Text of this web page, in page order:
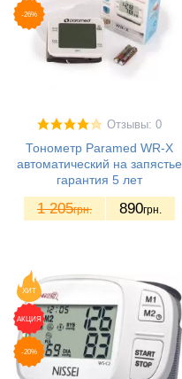
-26%
Отзывы: 0
Тонометр Paramed WR-X
автоматический на запястье
гарантия 5 лет
1 205грн. 890грн.
ХИТ
АКЦИЯ
-20%